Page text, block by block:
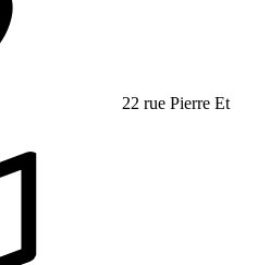
22 rue Pierre Et